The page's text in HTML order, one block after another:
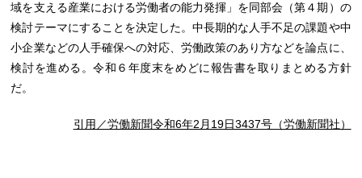
域を支える産業における労働者の能力発揮」を同部会（第４期）の
検討テーマにすることを決定した。中長期的な人手不足の課題や中
小企業などの人手確保への対応、労働政策のあり方などを論点に、
検討を進める。令和６年度末をめどに報告書を取りまとめる方針
だ。
引用／労働新聞令和6年2月19日3437号（労働新聞社）